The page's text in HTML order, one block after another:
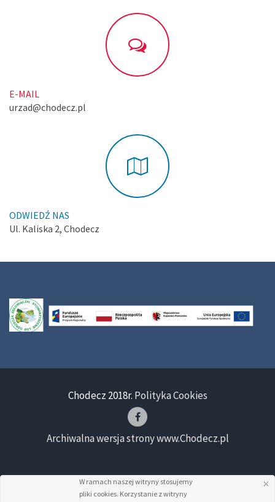
E-MAIL
urzad@chodecz.pl
ODWIEDŹ NAS
Ul. Kaliska 2, Chodecz
Chodecz 2018r. Polityka Cookies
Archiwalna wersja strony www.Chodecz.pl
W ramach naszej witryny stosujemy
pliki cookies. Korzystanie z witryny